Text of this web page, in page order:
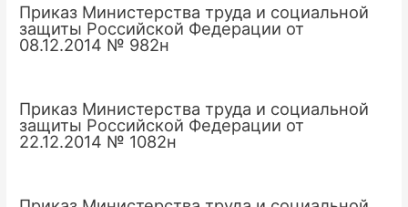
Приказ Министерства труда и социальной
защиты Российской Федерации от
08.12.2014 № 982н
Приказ Министерства труда и социальной
защиты Российской Федерации от
22.12.2014 № 1082н